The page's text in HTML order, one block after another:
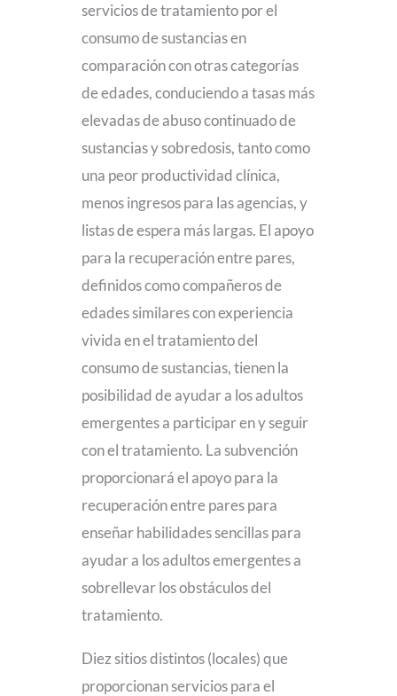
servicios de tratamiento por el
consumo de sustancias en
comparación con otras categorías
de edades, conduciendo a tasas más
elevadas de abuso continuado de
sustancias y sobredosis, tanto como
una peor productividad clínica,
menos ingresos para las agencias, y
listas de espera más largas. El apoyo
para la recuperación entre pares,
definidos como compañeros de
edades similares con experiencia
vivida en el tratamiento del
consumo de sustancias, tienen la
posibilidad de ayudar a los adultos
emergentes a participar en y seguir
con el tratamiento. La subvención
proporcionará el apoyo para la
recuperación entre pares para
enseñar habilidades sencillas para
ayudar a los adultos emergentes a
sobrellevar los obstáculos del
tratamiento.
Diez sitios distintos (locales) que
proporcionan servicios para el